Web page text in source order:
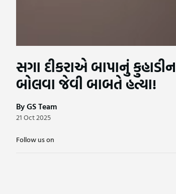
સગા દીકરાએ બાપાનું
બોલવા જેવી બાબતે હત્યા!
By GS Team
21 Oct 2025
Follow us on